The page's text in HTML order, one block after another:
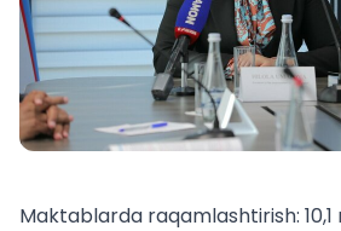
Maktablarda raqamlashtirish: 10,1